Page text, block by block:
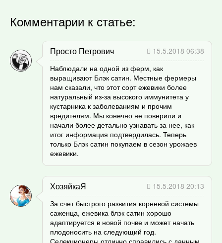
Комментарии к статье:
Просто Петрович
15.5.2018 06:38
Наблюдали на одной из ферм, как
выращивают Блэк сатин. Местные фермеры
нам сказали, что этот сорт ежевики более
натуральный из-за высокого иммунитета у
кустарника к заболеваниям и прочим
вредителям. Мы конечно не поверили и
начали более детально узнавать за нее, как
итог информация подтвердилась. Теперь
только Блэк сатин покупаем в сезон урожаев
ежевики.
ХозяйкаЯ
15.5.2018 20:13
За счет быстрого развития корневой системы
саженца, ежевика блэк сатин хорошо
адаптируется в новой почве и может начать
плодоносить на следующий год.